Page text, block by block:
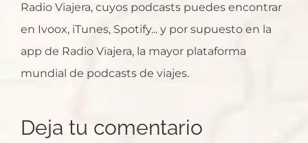
Radio Viajera, cuyos podcasts puedes encontrar
en Ivoox, iTunes, Spotify... y por supuesto en la
app de Radio Viajera, la mayor plataforma
mundial de podcasts de viajes.
Deja tu comentario